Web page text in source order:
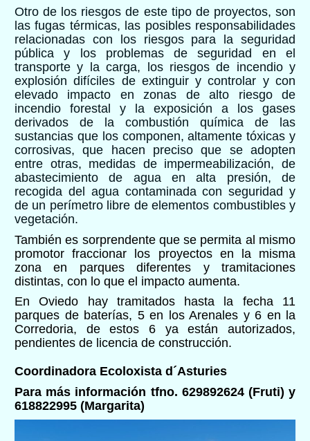
Otro de los riesgos de este tipo de proyectos, son
las fugas térmicas, las posibles responsabilidades
relacionadas con los riesgos para la seguridad
pública y los problemas de seguridad en el
transporte y la carga, los riesgos de incendio y
explosión difíciles de extinguir y controlar y con
elevado impacto en zonas de alto riesgo de
incendio forestal y la exposición a los gases
derivados de la combustión química de las
sustancias que los componen, altamente tóxicas y
corrosivas, que hacen preciso que se adopten
entre otras, medidas de impermeabilización, de
abastecimiento de agua en alta presión, de
recogida del agua contaminada con seguridad y
de un perímetro libre de elementos combustibles y
vegetación.
También es sorprendente que se permita al mismo
promotor fraccionar los proyectos en la misma
zona en parques diferentes y tramitaciones
distintas, con lo que el impacto aumenta.
En Oviedo hay tramitados hasta la fecha 11
parques de baterías, 5 en los Arenales y 6 en la
Corredoria, de estos 6 ya están autorizados,
pendientes de licencia de construcción.
Coordinadora Ecoloxista d´Asturies
Para más información tfno. 629892624 (Fruti) y
618822995 (Margarita)